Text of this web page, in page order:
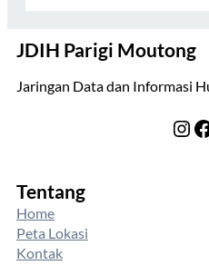
JDIH Parigi Moutong
Jaringan Data dan Informasi
Instagram Facebook
Tentang
Home
Peta Lokasi
Kontak